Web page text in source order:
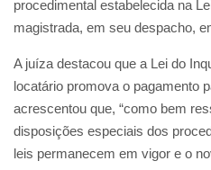
procedimental estabelecida na
magistrada, em seu despacho,
A juíza destacou que a Lei do
locatário promova o pagamento
acrescentou que, “como bem
disposições especiais dos
leis permanecem em vigor e o